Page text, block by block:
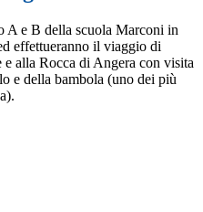
A e B della scuola Marconi in
effettueranno il viaggio di
alla Rocca di Angera con visita
e della bambola (uno dei più